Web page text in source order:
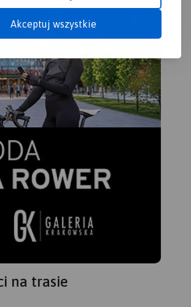
Akceptuj wszystkie
-
cuda przyrody, wyróżniające
się miejsca widokowe i
Traseo na urządzenia
mobilne.Rok wydania 2022
na trasie